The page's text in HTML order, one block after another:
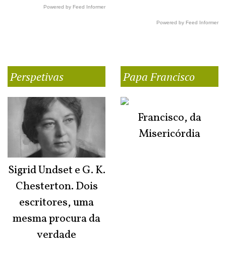
Powered by Feed Informer
Powered by Feed Informer
Perspetivas
Sigrid Undset e G. K.
Chesterton. Dois
escritores, uma
mesma procura da
verdade
Papa Francisco
Francisco, da
Misericórdia